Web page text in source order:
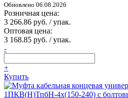
Обновлено 06.08.2026
Розничная цена:
3 266.86 руб. / упак.
Оптовая цена:
3 168.85 руб. / упак.
-
+
Купить